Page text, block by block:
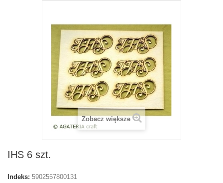
Zobacz większe
IHS 6 szt.
Indeks: 5902557800131